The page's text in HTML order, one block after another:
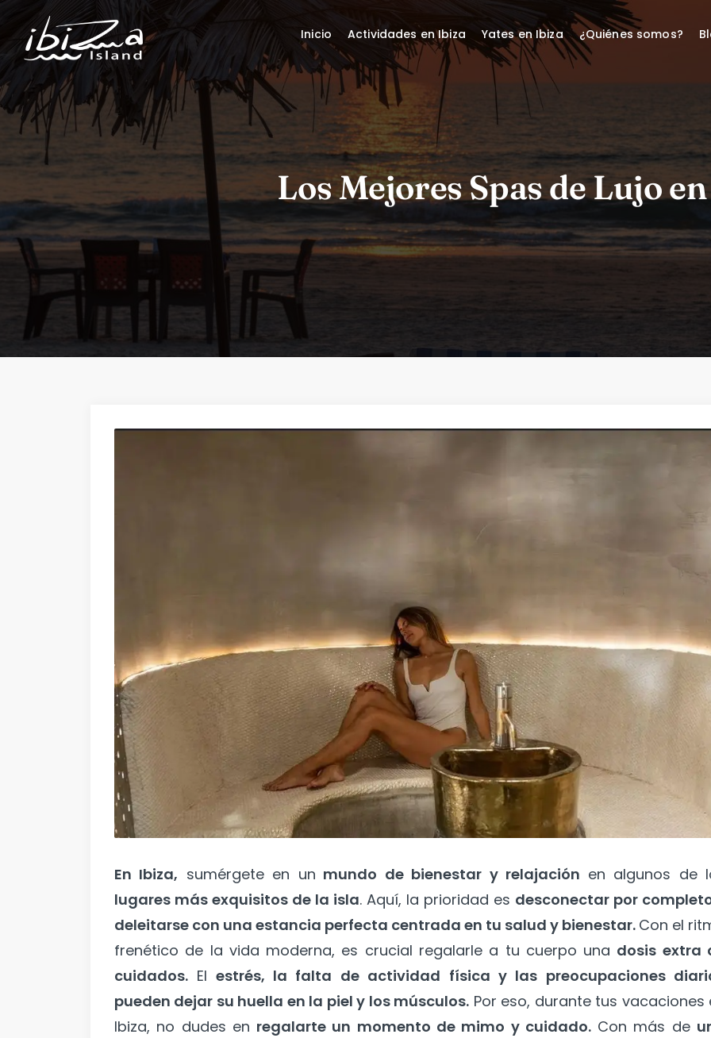
Los Mejores Spas de Lujo
En Ibiza, sumérgete en un mundo de bienestar y relajación en algunos de
lugares más exquisitos de la isla. Aquí, la prioridad es desconectar por
deleitarse con una estancia perfecta centrada en tu salud y bienestar. Con el
frenético de la vida moderna, es crucial regalarle a tu cuerpo una dosis extra
cuidados. El estrés, la falta de actividad física y las preocupaciones
pueden dejar su huella en la piel y los músculos. Por eso, durante tus vacaciones
Ibiza, no dudes en regalarte un momento de mimo y cuidado.Con más de
Inicio Actividades en Ibiza Yates en Ibiza ¿Quiénes somos?